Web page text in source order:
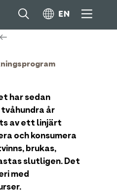
har sedan
år
av ett linjärt
och konsumera
brukas,
slutligen. Det
med